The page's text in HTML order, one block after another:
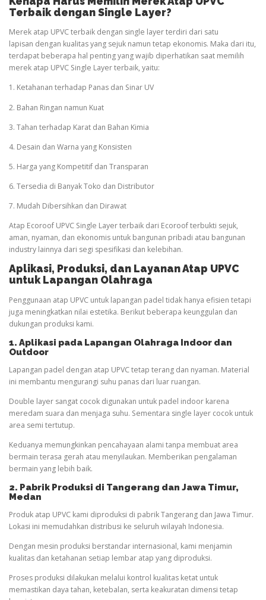
Terbaik dengan Single Layer?
Merek atap UPVC terbaik dengan single layer terdiri dari satu
lapisan dengan kualitas yang sejuk namun tetap ekonomis. Maka dari itu,
terdapat beberapa hal penting yang wajib diperhatikan saat memilih
merek atap UPVC Single Layer terbaik, yaitu:
1. Ketahanan terhadap Panas dan Sinar UV
2. Bahan Ringan namun Kuat
3. Tahan terhadap Karat dan Bahan Kimia
4. Desain dan Warna yang Konsisten
5. Harga yang Kompetitif dan Transparan
6. Tersedia di Banyak Toko dan Distributor
7. Mudah Dibersihkan dan Dirawat
Atap Ecoroof UPVC Single Layer terbaik dari Ecoroof terbukti sejuk,
aman, nyaman, dan ekonomis untuk bangunan pribadi atau bangunan
industry lainnya dari segi spesifikasi dan kelebihan.
Aplikasi, Produksi, dan Layanan Atap UPVC
untuk Lapangan Olahraga
Penggunaan atap UPVC untuk lapangan padel tidak hanya efisien tetapi
juga meningkatkan nilai estetika. Berikut beberapa keunggulan dan
dukungan produksi kami.
1. Aplikasi pada Lapangan Olahraga Indoor dan
Outdoor
Lapangan padel dengan atap UPVC tetap terang dan nyaman. Material
ini membantu mengurangi suhu panas dari luar ruangan.
Double layer sangat cocok digunakan untuk padel indoor karena
meredam suara dan menjaga suhu. Sementara single layer cocok untuk
area semi tertutup.
Keduanya memungkinkan pencahayaan alami tanpa membuat area
bermain terasa gerah atau menyilaukan. Memberikan pengalaman
bermain yang lebih baik.
2. Pabrik Produksi di Tangerang dan Jawa Timur,
Medan
Produk atap UPVC kami diproduksi di pabrik Tangerang dan Jawa Timur.
Lokasi ini memudahkan distribusi ke seluruh wilayah Indonesia.
Dengan mesin produksi berstandar internasional, kami menjamin
kualitas dan ketahanan setiap lembar atap yang diproduksi.
Proses produksi dilakukan melalui kontrol kualitas ketat untuk
memastikan daya tahan, ketebalan, serta keakuratan dimensi tetap